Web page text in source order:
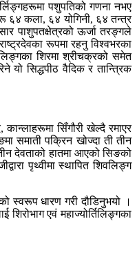
पशुपतिको गणना नभए
६४ कला, ६४ योगिनी, ६४ तन्त्र
पाशुपतक्षेत्रको ऊर्जा तरङ्गले
रूपमा रहनु विश्वभरका
शिरमा श्रीचक्रको समेत
यो सिद्धपीठ वैदिक र तान्त्रिक
सिँगौरी खेल्दै रमाएर
समाती पक्रिन खोज्दा ती तीन
देवताको हातमा आएको सिङको
पृथ्वीमा स्थापित शिवलिङ्ग
स्वरूप धारण गरी दौडिनुभयो ।
एवं महाज्योर्तिलिङ्गका